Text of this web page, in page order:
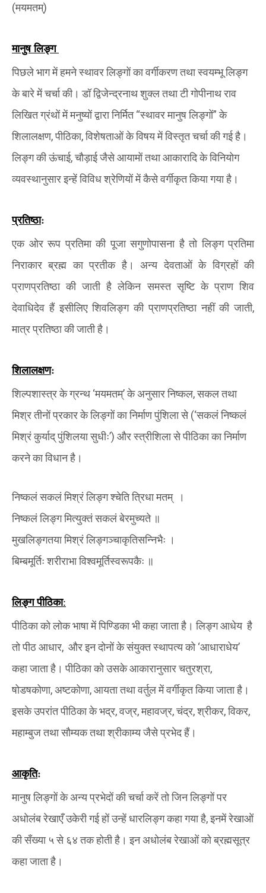
(मयमतम्)
मानुष लिङ्ग
पिछले भाग में हमने स्थावर लिङ्गों का वर्गीकरण तथा स्वयम्भू लिङ्ग
के बारे में चर्चा की। डॉ द्विजेन्द्रनाथ शुक्ल तथा टी गोपीनाथ राव
लिखित ग्रंथों में मनुष्यों द्वारा निर्मित“स्थावर मानुष लिङ्गों”के
शिलालक्षण,पीठिका,विशेषताओं के विषय में विस्तृत चर्चा की गई है।
लिङ्ग की ऊंचाई,चौड़ाई जैसे आयामों तथा आकारादि के विनियोग
व्यवस्थानुसार इन्हें विविध श्रेणियों में कैसे वर्गीकृत किया गया है।
प्रतिष्ठा:
एक ओर रूप प्रतिमा की पूजा सगुणोपासना है तो लिङ्ग प्रतिमा
निराकार ब्रह्म का प्रतीक है। अन्य देवताओं के विग्रहों की
प्राणप्रतिष्ठा की जाती है लेकिन समस्त सृष्टि के प्राण शिव
देवाधिदेव हैं इसीलिए शिवलिङ्ग की प्राणप्रतिष्ठा नहीं की जाती,
मात्र प्रतिष्ठा की जाती है।
शिलालक्षण:
शिल्पशास्त्र के ग्रन्थ ‘मयमतम्’ के अनुसार निष्कल,सकल तथा
मिश्र तीनों प्रकार के लिङ्गों का निर्माण पुंशिला से(‘सकलं निष्कलं
मिश्रं कुर्याद् पुंशिलया सुधीः’) और स्त्रीशिला से पीठिका का निर्माण
करने का विधान है।
निष्कलं सकलं मिश्रं लिङ्ग श्चेति त्रिधा मतम्
।
निष्कलं लिङ्ग मित्युक्तं सकलं बेरमुच्यते ॥
मुखलिङ्गतया मिश्रं लिङ्गञ्चाकृतिसन्निभैः ।
बिम्बमूर्तिः शरीराभा विश्वमूर्तिस्वरूपकैः ॥
लिङ्ग पीठिका:
पीठिका को लोक भाषा में पिण्डिका भी कहा जाता है। लिङ्ग आधेय है
तो पीठ आधार, और इन दोनों के संयुक्त स्थापत्य को ‘आधाराधेय’
कहा जाता है। पीठिका को उसके आकारानुसार चतुरश्रा,
षोडषकोणा,अष्टकोणा,आयता तथा वर्तुल में वर्गीकृत किया जाता है।
इसके उपरांत पीठिका के भद्र,वज्र,महावज्र,चंद्र,श्रीकर,विकर,
महाम्बुज तथा सौम्यक तथा श्रीकाम्य जैसे प्रभेद हैं।
आकृति:
मानुष लिङ्गों के अन्य प्रभेदों की चर्चा करें तो जिन लिङ्गों पर
अधोलंब रेखाएँ उकेरी गई हों उन्हें धारलिङ्ग कहा गया है,इनमें रेखाओं
की सँख्या ५ से ६४ तक होती है। इन अधोलंब रेखाओं को ब्रह्मसूत्र
कहा जाता है।